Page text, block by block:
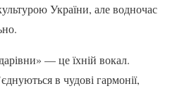
України, але водночас
— це їхній вокал.
в чудові гармонії,